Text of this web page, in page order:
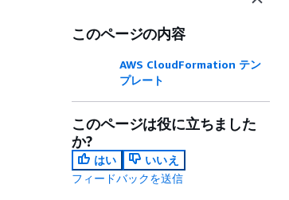
このページの内容
AWS CloudFormation テン
プレート
このページは役に立ちました
か?
はい
いいえ
フィードバックを送信